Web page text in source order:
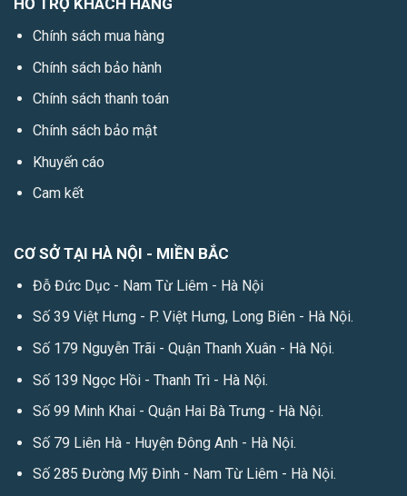
HỖ TRỢ KHÁCH HÀNG
Chính sách mua hàng
Chính sách bảo hành
Chính sách thanh toán
Chính sách bảo mật
Khuyến cáo
Cam kết
CƠ SỞ TẠI HÀ NỘI - MIỀN BẮC
Đỗ Đức Dục - Nam Từ Liêm - Hà Nội
Số 39 Việt Hưng - P. Việt Hưng, Long Biên - Hà Nội.
Số 179 Nguyễn Trãi - Quận Thanh Xuân - Hà Nội.
Số 139 Ngọc Hồi - Thanh Trì - Hà Nội.
Số 99 Minh Khai - Quận Hai Bà Trưng - Hà Nội.
Số 79 Liên Hà - Huyện Đông Anh - Hà Nội.
Số 285 Đường Mỹ Đình - Nam Từ Liêm - Hà Nội.